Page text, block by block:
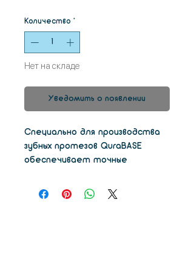
Количество *
Нет на складе
Уведомить о появлении
Специально для производства
зубных протезов QuraBASE
обеспечивает точные
стабильностью размеров.